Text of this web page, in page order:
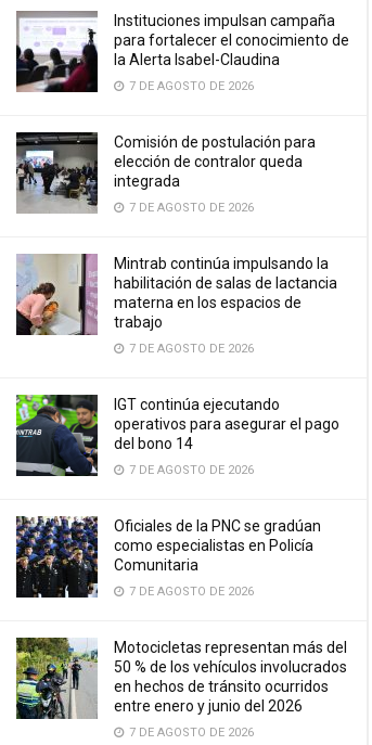
Instituciones impulsan campaña
para fortalecer el conocimiento de
la Alerta Isabel-Claudina
7 DE AGOSTO DE 2026
Comisión de postulación para
elección de contralor queda
integrada
7 DE AGOSTO DE 2026
Mintrab continúa impulsando la
habilitación de salas de lactancia
materna en los espacios de
trabajo
7 DE AGOSTO DE 2026
IGT continúa ejecutando
operativos para asegurar el pago
del bono 14
7 DE AGOSTO DE 2026
Oficiales de la PNC se gradúan
como especialistas en Policía
Comunitaria
7 DE AGOSTO DE 2026
Motocicletas representan más del
50 % de los vehículos involucrados
en hechos de tránsito ocurridos
entre enero y junio del 2026
7 DE AGOSTO DE 2026